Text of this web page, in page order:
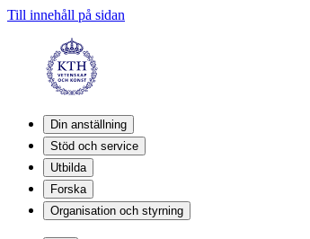
Till innehåll på sidan
Din anställning
Stöd och service
Utbilda
Forska
Organisation och styrning